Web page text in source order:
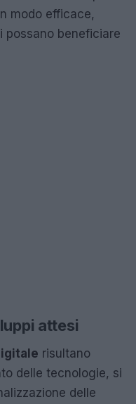
modo efficace,
possano beneficiare
attesi
risultano
delle tecnologie, si
delle